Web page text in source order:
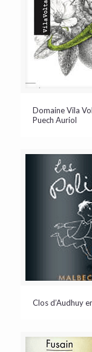
Domaine Vila
Puech Auriol
Clos d’Audhuy